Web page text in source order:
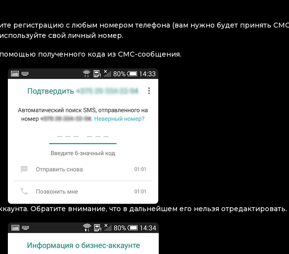
регистрацию с любым номером телефона (вам нужно будет принять
свой личный номер.
полученного кода из СМС-сообщения.
Обратите внимание, что в дальнейшем его нельзя отредактировать.